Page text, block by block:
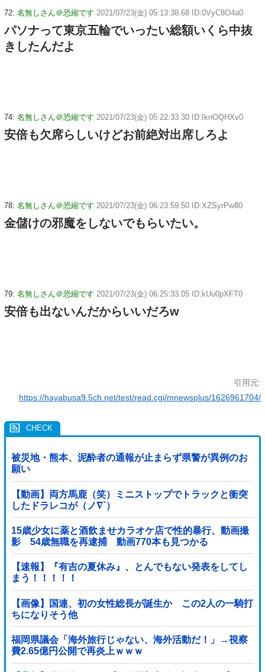
72: 名無しさん＠恐縮です 2021/07/23(金) 05:13:38.68 ID:0VyC8O4a0
パソナって東京五輪でいったい総額いくら中抜
きしたんだよ
74: 名無しさん＠恐縮です 2021/07/23(金) 05:22:33.30 ID:IknOQHXv0
安倍も欠席らしいけどお前絶対出席しろよ
78: 名無しさん＠恐縮です 2021/07/23(金) 06:23:59.50 ID:XZSyrPw80
金儲けの邪魔をしないでもらいたい。
79: 名無しさん＠恐縮です 2021/07/23(金) 06:25:33.05 ID:kUu0pXFT0
安倍も出ないんだからいいだろw
引用元:
https://hayabusa9.5ch.net/test/read.cgi/mnewsplus/1626961704/
被災地・熊本、泥酔者の通報が止まらず県警が異例のお
願い
【動画】両方馬鹿（笑）ミニストップでトラックと衝突
したドラレコが（ノ∇`）
15歳少女に薬と酒飲ませカラオケ店で性的暴行、動画撮
影 54歳無職を再逮捕 動画770本も見つかる
【速報】『有吉の夏休み』、とんでもない発表をしてし
まう！！！！！
【画像】国連、初の女性総長が誕生か この2人の一騎打
ちになりそう他
福岡県議会「海外旅行じゃない、海外活動だ！」→視察
費2.65億円公開で再炎上ｗｗｗ